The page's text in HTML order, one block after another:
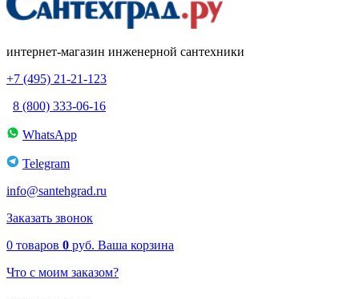
интернет-магазин инженерной сантехники
+7 (495) 21-21-123
8 (800) 333-06-16
WhatsApp
Telegram
info@santehgrad.ru
Заказать звонок
0 товаров 0 руб. Ваша корзина
Что с моим заказом?